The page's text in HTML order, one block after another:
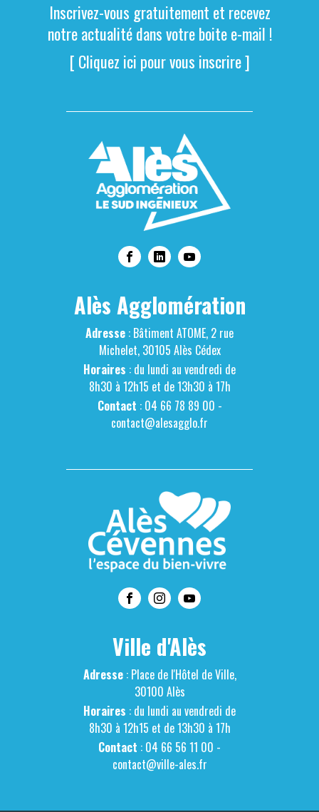
Inscrivez-vous gratuitement et recevez
notre actualité dans votre boite e-mail !
[ Cliquez ici pour vous inscrire ]
Alès Agglomération
Adresse : Bâtiment ATOME, 2 rue
Michelet, 30105 Alès Cédex
Horaires : du lundi au vendredi de
8h30 à 12h15 et de 13h30 à 17h
Contact : 04 66 78 89 00 -
contact@alesagglo.fr
Ville d'Alès
Adresse: Place de l'Hôtel de Ville,
30100 Alès
Horaires : du lundi au vendredi de
8h30 à 12h15 et de 13h30 à 17h
Contact : 04 66 56 11 00 -
contact@ville-ales.fr